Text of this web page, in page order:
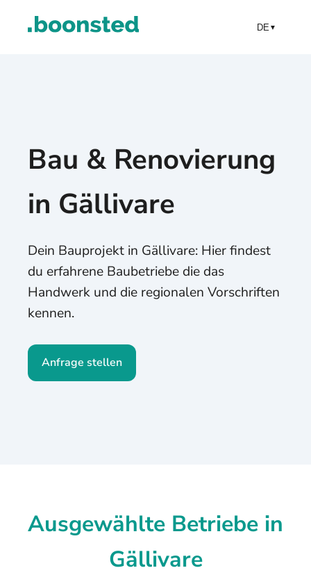
DE ▼
Bau & Renovierung
in Gällivare
Dein Bauprojekt in Gällivare: Hier findest
du erfahrene Baubetriebe die das
Handwerk und die regionalen Vorschriften
kennen.
Anfrage stellen
Ausgewählte Betriebe in
Gällivare